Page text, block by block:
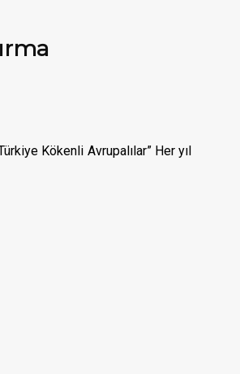
Kökenli Avrupalılar” Her yıl